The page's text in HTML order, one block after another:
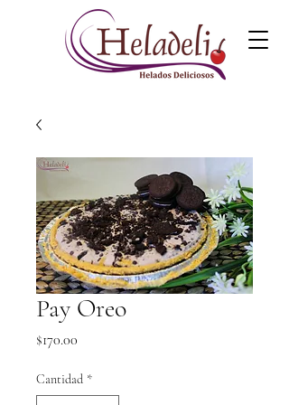
Pay Oreo
$170.00
Cantidad *